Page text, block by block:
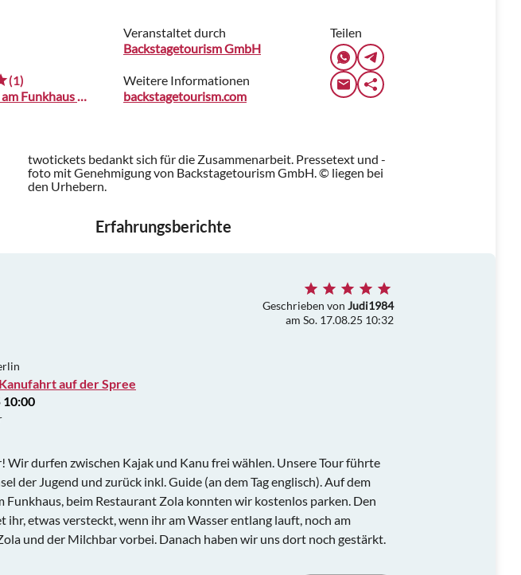
(1)
Kanuverleih am Funkhaus Berlin
Veranstaltet durch
Backstagetourism GmbH
Weitere Informationen
backstagetourism.com
Teilen
twotickets bedankt sich für die Zusammenarbeit. Pressetext und -
foto mit Genehmigung von Backstagetourism GmbH. © liegen bei
den Urhebern.
Erfahrungsberichte
Geschrieben von Judi1984
am So. 17.08.25 10:32
auf der Spree
10:00
Wir durfen zwischen Kajak und Kanu frei wählen. Unsere Tour führte
der Jugend und zurück inkl. Guide (an dem Tag englisch). Auf dem
Funkhaus, beim Restaurant Zola konnten wir kostenlos parken. Den
ihr, etwas versteckt, wenn ihr am Wasser entlang lauft, noch am
und der Milchbar vorbei. Danach haben wir uns dort noch gestärkt.